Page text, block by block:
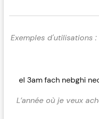
el 3am fach nebghi
L’année où je veux